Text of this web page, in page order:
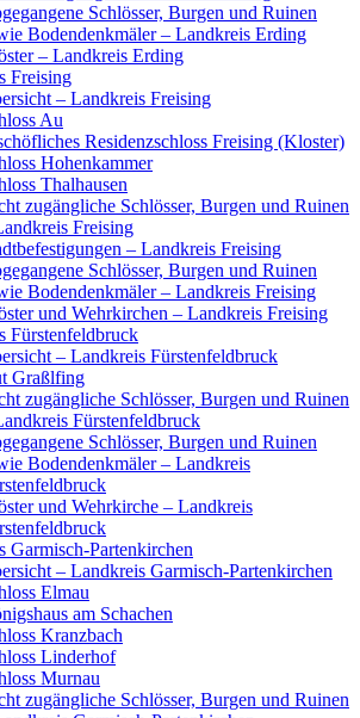
Schlösser, Burgen und Ruinen
Bodendenkmäler – Landkreis Erding
– Landkreis Erding
Freising
– Landkreis Freising
Au
Residenzschloss Freising (Kloster)
Hohenkammer
Thalhausen
zugängliche Schlösser, Burgen und Ruinen
Freising
– Landkreis Freising
Schlösser, Burgen und Ruinen
Bodendenkmäler – Landkreis Freising
und Wehrkirchen – Landkreis Freising
Fürstenfeldbruck
– Landkreis Fürstenfeldbruck
Graßlfing
zugängliche Schlösser, Burgen und Ruinen
Fürstenfeldbruck
Schlösser, Burgen und Ruinen
Bodendenkmäler – Landkreis
und Wehrkirche – Landkreis
Garmisch-Partenkirchen
– Landkreis Garmisch-Partenkirchen
Elmau
am Schachen
Kranzbach
Linderhof
Murnau
zugängliche Schlösser, Burgen und Ruinen